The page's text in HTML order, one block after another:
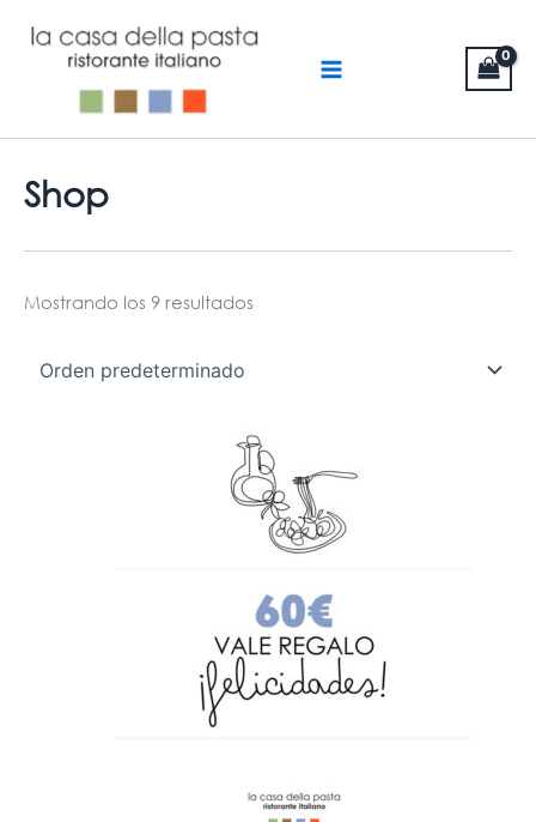
contenido
MENU
Shop
Mostrando los 9 resultados